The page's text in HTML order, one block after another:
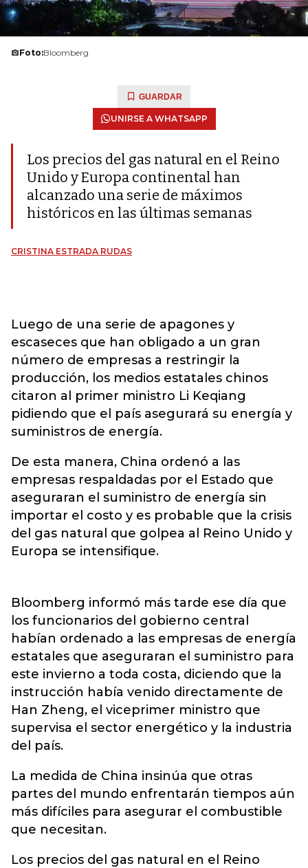
Foto:Bloomberg
GUARDAR
UNIRSE A WHATSAPP
Los precios del gas natural en el Reino
Unido y Europa continental han
alcanzado una serie de máximos
históricos en las últimas semanas
CRISTINA ESTRADA RUDAS
Luego de una serie de apagones y
escaseces que han obligado a un gran
número de empresas a restringir la
producción, los medios estatales chinos
citaron al primer ministro Li Keqiang
pidiendo que el país asegurará su energía y
suministros de energía.
De esta manera, China ordenó a las
empresas respaldadas por el Estado que
aseguraran el suministro de energía sin
importar el costo y es probable que la crisis
del gas natural que golpea al Reino Unido y
Europa se intensifique.
Bloomberg informó más tarde ese día que
los funcionarios del gobierno central
habían ordenado a las empresas de energía
estatales que aseguraran el suministro para
este invierno a toda costa, diciendo que la
instrucción había venido directamente de
Han Zheng, el viceprimer ministro que
supervisa el sector energético y la industria
del país.
La medida de China insinúa que otras
partes del mundo enfrentarán tiempos aún
más difíciles para asegurar el combustible
que necesitan.
Los precios del gas natural en el Reino